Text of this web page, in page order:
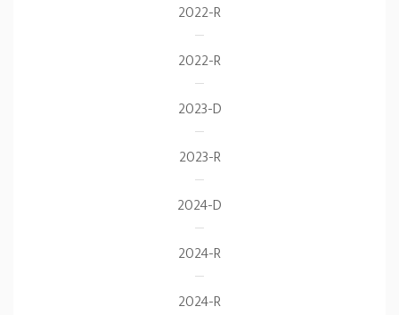
2022-R
2022-R
2023-D
2023-R
2024-D
2024-R
2024-R